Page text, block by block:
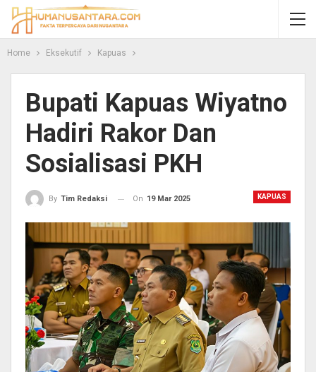
Home Eksekutif Kapuas
Bupati Kapuas Wiyatno
Hadiri Rakor Dan
Sosialisasi PKH
KAPUAS
By Tim Redaksi On 19 Mar 2025